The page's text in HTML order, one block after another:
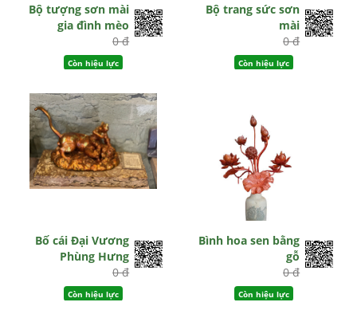
Bộ tượng sơn mài
gia đình mèo
0 đ
Còn hiệu lực
Bộ trang sức sơn
mài
0 đ
Còn hiệu lực
Bố cái Đại Vương
Phùng Hưng
0 đ
Còn hiệu lực
Bình hoa sen bằng
gỗ
0 đ
Còn hiệu lực